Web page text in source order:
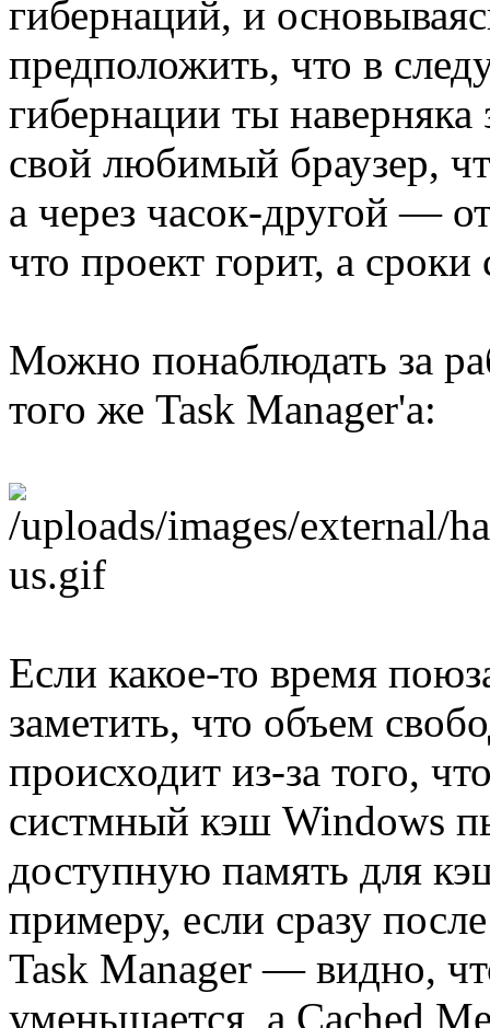
гибернаций, и
предположить, что в
гибернации ты
свой любимый браузер,
а через часок-другой —
что проект горит, а
Можно понаблюдать за
того же Task Manager'a:
Если какое-то время
заметить, что объем
происходит из-за того,
систмный кэш Windows
доступную память для
примеру, если сразу
Task Manager — видно,
уменьшается, а Cached